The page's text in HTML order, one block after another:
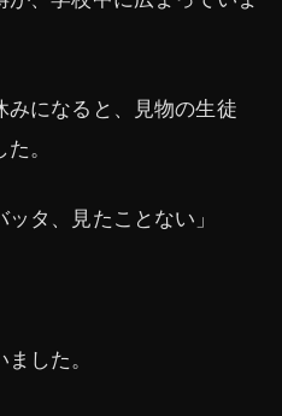
みになると、見物の生徒
。
タ、見たことない」
した。